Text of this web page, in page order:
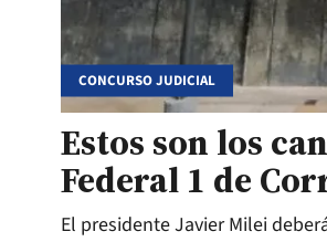
CONCURSO JUDICIAL
Estos son los
Federal 1 de
El presidente Javier Milei